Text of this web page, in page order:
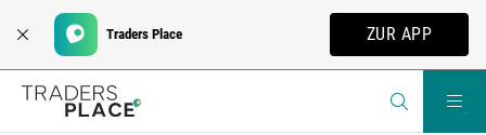
Traders Place ZUR APP